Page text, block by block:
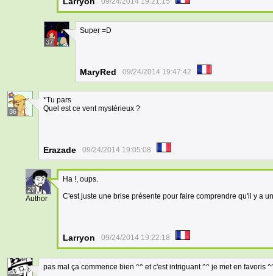
37
Super =D
MaryRed 09/24/2014 19:47:42
36
*Tu pars
Quel est ce vent mystérieux ?
Erazade 09/24/2014 19:05:08
27
Author
Ha !, oups.
C'est juste une brise présente pour faire comprendre qu'il y a
Larryon 09/24/2014 19:22:18
pas mal ça commence bien ^^ et c'est intriguant ^^ je met en favoris